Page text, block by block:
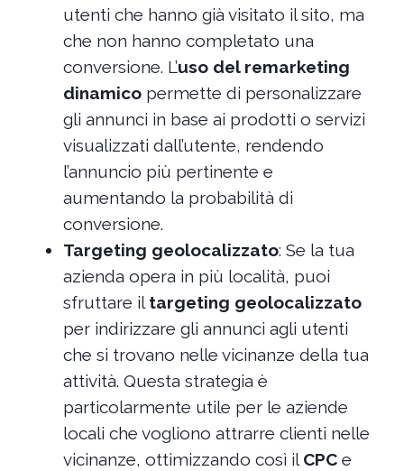
utenti che hanno già visitato il sito, ma
che non hanno completato una
conversione. L’uso del remarketing
dinamicopermette di personalizzare
gli annunci in base ai prodotti o servizi
visualizzati dall’utente, rendendo
l’annuncio più pertinente e
aumentando la probabilità di
conversione.
Targeting geolocalizzato: Se la tua
azienda opera in più località, puoi
sfruttare il targeting geolocalizzato
per indirizzare gli annunci agli utenti
che si trovano nelle vicinanze della tua
attività. Questa strategia è
particolarmente utile per le aziende
locali che vogliono attrarre clienti nelle
vicinanze, ottimizzando così il CPCe